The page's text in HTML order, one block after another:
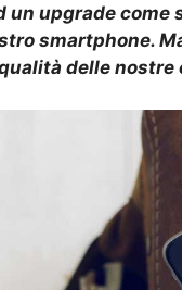
un upgrade come
smartphone.
delle nostre